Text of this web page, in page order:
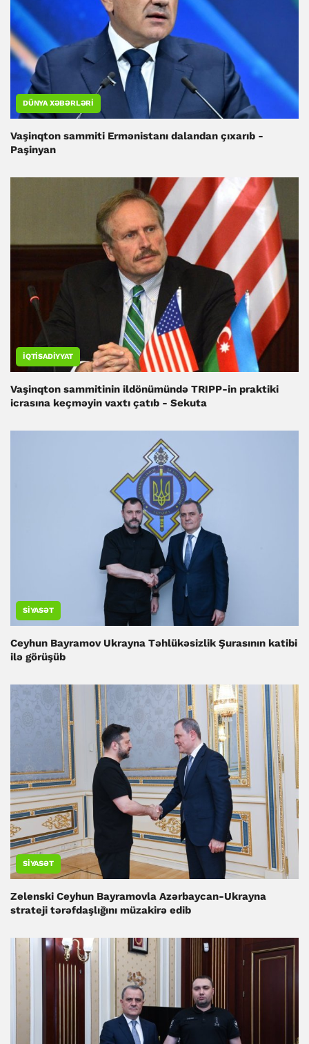
DÜNYA XƏBƏRLƏRI
Vaşinqton sammiti Ermənistanı dalandan çıxarıb -
Paşinyan
İQTISADIYYAT
Vaşinqton sammitinin ildönümündə TRIPP-in praktiki
icrasına keçməyin vaxtı çatıb - Sekuta
SIYASƏT
Ceyhun Bayramov Ukrayna Təhlükəsizlik Şurasının katibi
ilə görüşüb
SIYASƏT
Zelenski Ceyhun Bayramovla Azərbaycan-Ukrayna
strateji tərəfdaşlığını müzakirə edib